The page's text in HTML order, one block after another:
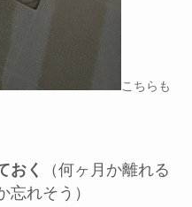
こちらも
おく
（何ヶ月か離れる
忘れそう）